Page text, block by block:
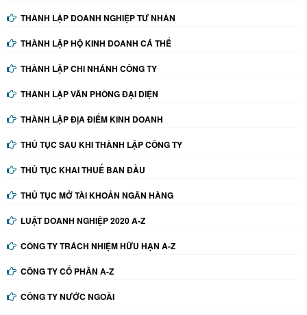
THÀNH LẬP DOANH NGHIỆP TƯ NHÂN
THÀNH LẬP HỘ KINH DOANH CÁ THỂ
THÀNH LẬP CHI NHÁNH CÔNG TY
THÀNH LẬP VĂN PHÒNG ĐẠI DIỆN
THÀNH LẬP ĐỊA ĐIỂM KINH DOANH
THỦ TỤC SAU KHI THÀNH LẬP CÔNG TY
THỦ TỤC KHAI THUẾ BAN ĐẦU
THỦ TỤC MỞ TÀI KHOẢN NGÂN HÀNG
LUẬT DOANH NGHIỆP 2020 A-Z
CÔNG TY TRÁCH NHIỆM HỮU HẠN A-Z
CÔNG TY CỔ PHẦN A-Z
CÔNG TY NƯỚC NGOÀI